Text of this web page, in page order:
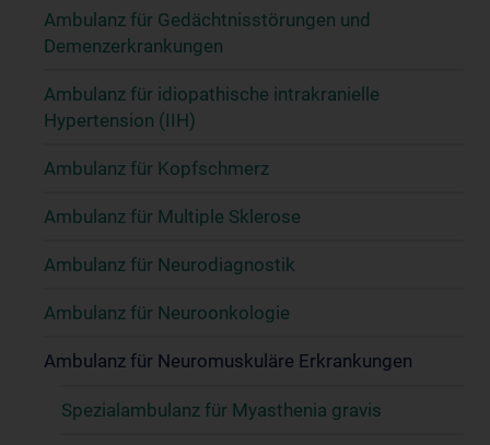
Ambulanz für Gedächtnisstörungen und
Demenzerkrankungen
Ambulanz für idiopathische intrakranielle
Hypertension (IIH)
Ambulanz für Kopfschmerz
Ambulanz für Multiple Sklerose
Ambulanz für Neurodiagnostik
Ambulanz für Neuroonkologie
Ambulanz für Neuromuskuläre Erkrankungen
Spezialambulanz für Myasthenia gravis